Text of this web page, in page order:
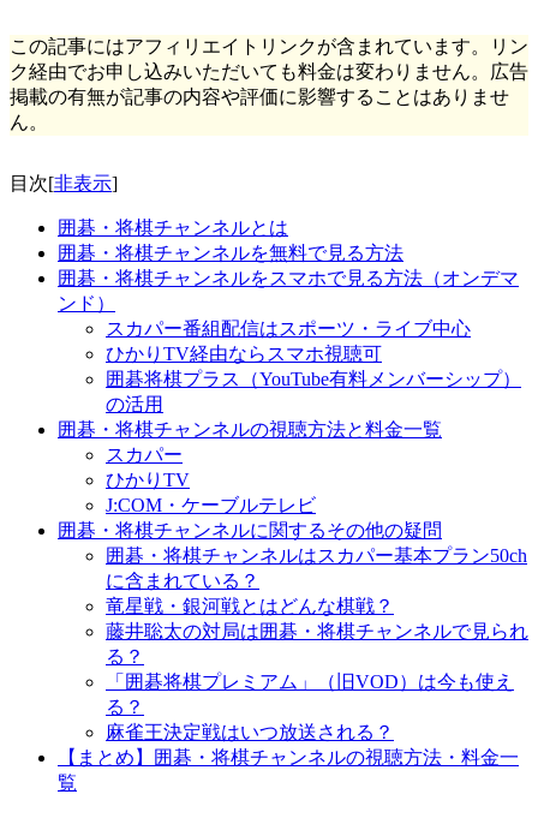
この記事にはアフィリエイトリンクが含まれています。リン
ク経由でお申し込みいただいても料金は変わりません。広告
掲載の有無が記事の内容や評価に影響することはありませ
ん。
目次[非表示]
囲碁・将棋チャンネルとは
囲碁・将棋チャンネルを無料で見る方法
囲碁・将棋チャンネルをスマホで見る方法（オンデマ
ンド）
スカパー番組配信はスポーツ・ライブ中心
ひかりTV経由ならスマホ視聴可
囲碁将棋プラス（YouTube有料メンバーシップ）
の活用
囲碁・将棋チャンネルの視聴方法と料金一覧
スカパー
ひかりTV
J:COM・ケーブルテレビ
囲碁・将棋チャンネルに関するその他の疑問
囲碁・将棋チャンネルはスカパー基本プラン50ch
に含まれている？
竜星戦・銀河戦とはどんな棋戦？
藤井聡太の対局は囲碁・将棋チャンネルで見られ
る？
「囲碁将棋プレミアム」（旧VOD）は今も使え
る？
麻雀王決定戦はいつ放送される？
【まとめ】囲碁・将棋チャンネルの視聴方法・料金一
覧